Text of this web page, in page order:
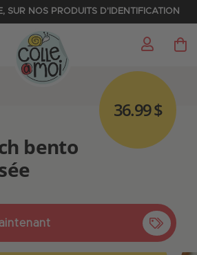
SUR NOS PRODUITS D'IDENTIFICATION
bento
36.99 $